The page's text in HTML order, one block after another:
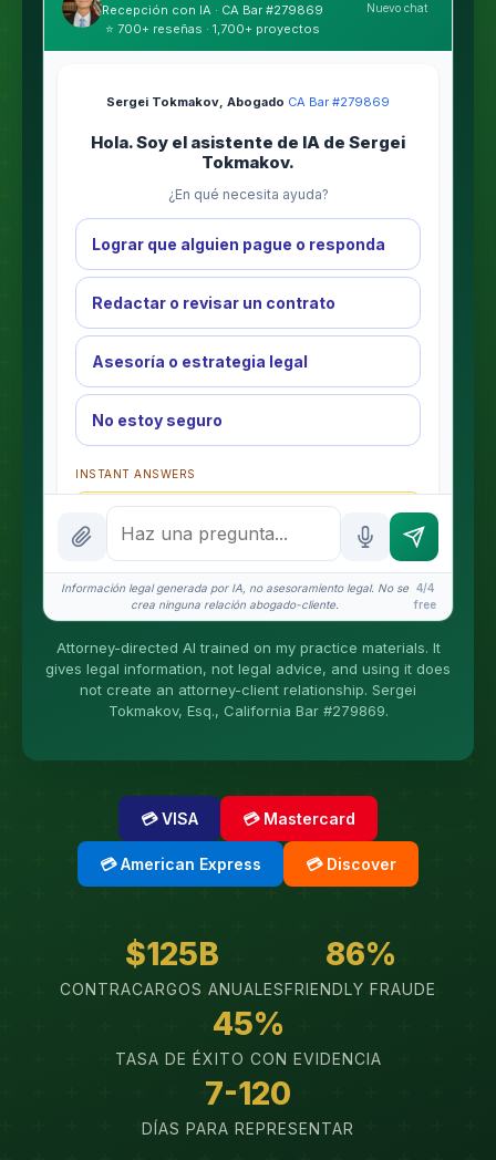
Recepción con IA · CA Bar #279869
⭐ 700+ reseñas · 1,700+ proyectos
Nuevo chat
Sergei Tokmakov, Abogado·CA Bar #279869
Hola. Soy el asistente de IA de Sergei
Tokmakov.
¿En qué necesita ayuda?
Lograr que alguien pague o responda
Redactar o revisar un contrato
Asesoría o estrategia legal
No estoy seguro
INSTANT ANSWERS
What is the AI Legal Analyst?
How attorney review works
What does it cost?
More (1)
asesoría legal, y no se forma ninguna relación
Asuntos de California.
Información legal generada por IA, no asesoramiento legal. No se
crea ninguna relación abogado-cliente.
4/4
free
Attorney-directed AI trained on my practice materials. It
gives legal information, not legal advice, and using it does
not create an attorney-client relationship. Sergei
Tokmakov, Esq., California Bar #279869.
💳 VISA 💳 Mastercard
💳 American Express 💳 Discover
$125B
CONTRACARGOS ANUALES
86%
FRIENDLY FRAUDE
45%
TASA DE ÉXITO CON EVIDENCIA
7-120
DÍAS PARA REPRESENTAR